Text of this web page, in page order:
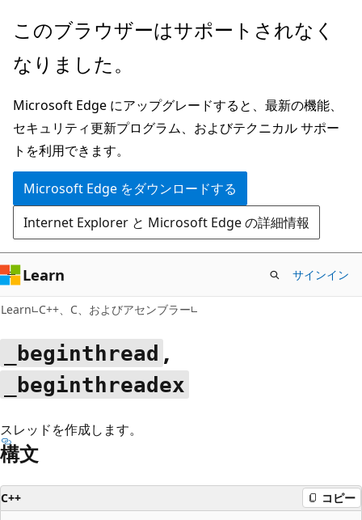
メ
ン
ン
テ
ン
ツ
に
ス
キ
ッ
プ
このブラウザーはサポートされなく
なりました。
Microsoft Edge にアップグレードすると、最新の機能、
セキュリティ更新プログラム、およびテクニカル サポー
トを利用できます。
Microsoft Edge をダウンロードする
Internet Explorer と Microsoft Edge の詳細情報
Learn サインイン
Learn C++、C、およびアセンブラー
_beginthread ,
_beginthreadex
スレッドを作成します。
構文
C++ コピー